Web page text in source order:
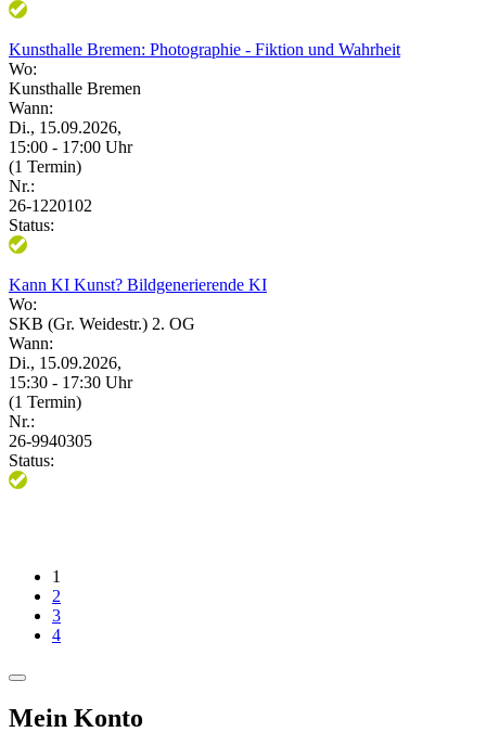
Kunsthalle Bremen: Photographie - Fiktion und Wahrheit
Wo:
Kunsthalle Bremen
Wann:
Di., 15.09.2026,
15:00 - 17:00 Uhr
(1 Termin)
Nr.:
26-1220102
Status:
Kann KI Kunst? Bildgenerierende KI
Wo:
SKB (Gr. Weidestr.) 2. OG
Wann:
Di., 15.09.2026,
15:30 - 17:30 Uhr
(1 Termin)
Nr.:
26-9940305
Status:
1
2
3
4
Mein Konto